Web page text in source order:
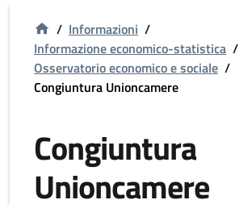
/ Informazioni /
Informazione economico-statistica /
Osservatorio economico e sociale /
Congiuntura Unioncamere
Congiuntura
Unioncamere